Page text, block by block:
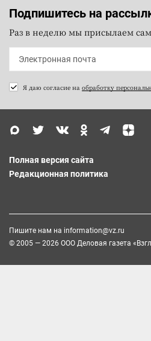
Подпишитесь на
Раз в неделю мы присылаем
Я даю согласие на обработку
Полная версия сайта
Редакционная политика
Пишите нам на information@vz.ru
© 2005 — 2026 ООО Деловая газета